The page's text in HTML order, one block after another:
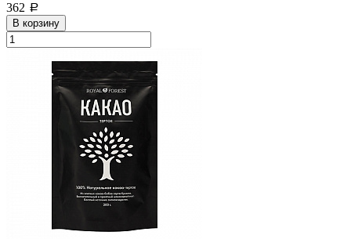
362
a
В корзину